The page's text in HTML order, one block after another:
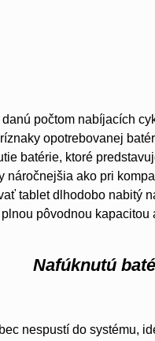
počtom nabíjacích
opotrebovanej
batérie, ktoré
náročnejšia ako pri
tablet dlhodobo nabitý
pôvodnou kapacitou
Nafúknutú
nespustí do systému,